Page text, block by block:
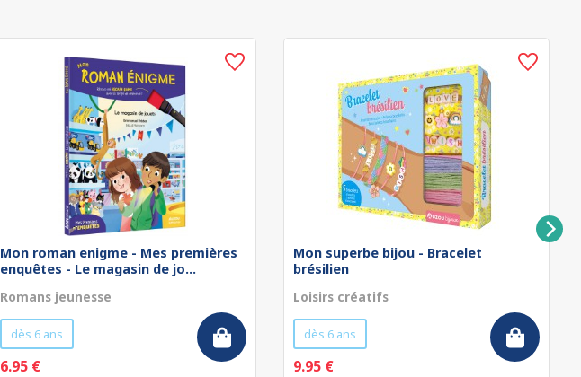
Mon roman enigme - Mes premières
enquêtes - Le magasin de jo...
Romans jeunesse
dès 6 ans
6.95 €
Mon superbe bijou - Bracelet
brésilien
Loisirs créatifs
dès 6 ans
9.95 €